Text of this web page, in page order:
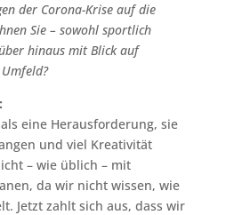
der Corona-Krise auf die
Sie – sowohl sportlich
hinaus mit Blick auf
eine Herausforderung, sie
und viel Kreativität
– wie üblich – mit
da wir nicht wissen, wie
Jetzt zahlt sich aus, dass wir